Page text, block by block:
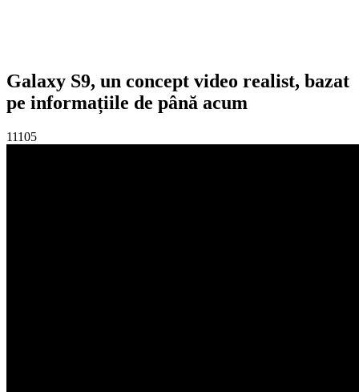
Galaxy S9, un concept video realist, bazat
pe informațiile de până acum
11105